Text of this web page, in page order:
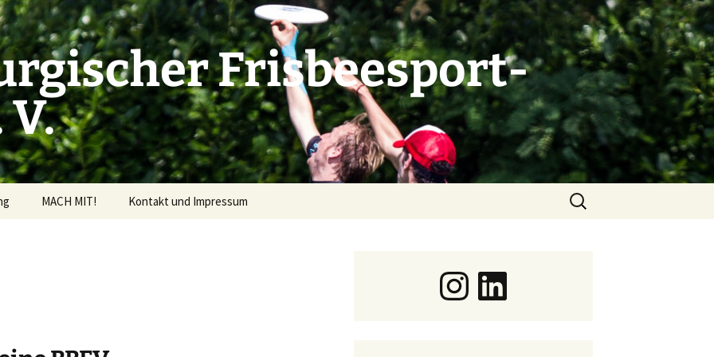
Frisbeesport-
beantragen
MACH MIT! Kontakt und Impressum
Suchen
nach:
Instagram
LinkedIn